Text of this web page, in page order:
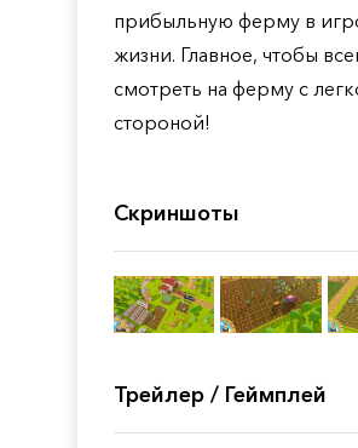
прибыльную ферму в
жизни. Главное, чтобы
смотреть на ферму с
стороной!
Скриншоты
Трейлер / Геймплей